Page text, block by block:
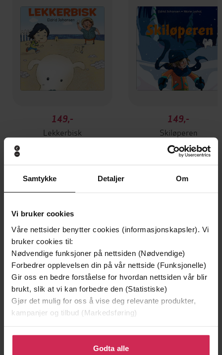
Samtykke Detaljer Om
Vi bruker cookies
Våre nettsider benytter cookies (informasjonskapsler). Vi
bruker cookies til:
Nødvendige funksjoner på nettsiden (Nødvendige)
Forbedrer opplevelsen din på vår nettside (Funksjonelle)
Gir oss en bedre forståelse for hvordan nettsiden vår blir
brukt, slik at vi kan forbedre den (Statistiske)
Gjør det mulig for oss å vise deg relevante produkter,
kampanjer og tilbud (Markedsføring)
Klikk på «Godta alle» for å gi oss ditt samtykke til å
bruke cookies for alle disse formålene. Du kan også
Godta alle
149,-
Lekkerbisk
149,-
Skiløperen
Eldrid Johansen
LYDBOK
Andre har også kjøpt